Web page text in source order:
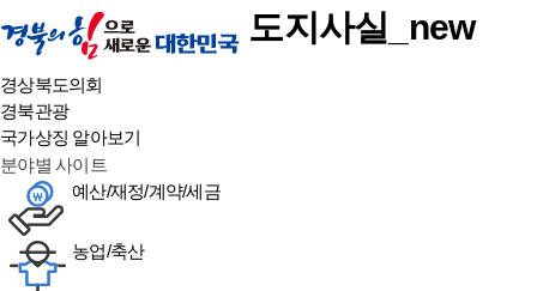
본문 바로가기
도지사실_new
경상북도의회
경북관광
국가상징 알아보기
분야별 사이트
예산/재정/계약/세금
농업/축산